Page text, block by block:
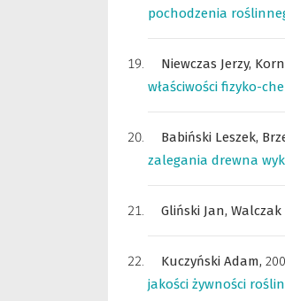
pochodzenia
Niewczas Jerzy,
właściwości fizyko-
Babiński Leszek,
zalegania drewna
Gliński Jan, Walczak
Kuczyński Adam,
jakości żywności